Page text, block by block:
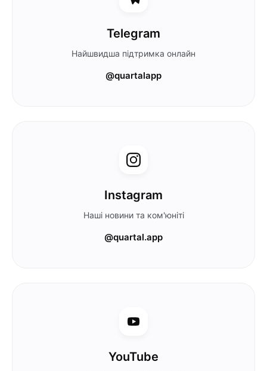
Telegram
Найшвидша підтримка онлайн
@quartalapp
Instagram
Наші новини та ком'юніті
@quartal.app
YouTube